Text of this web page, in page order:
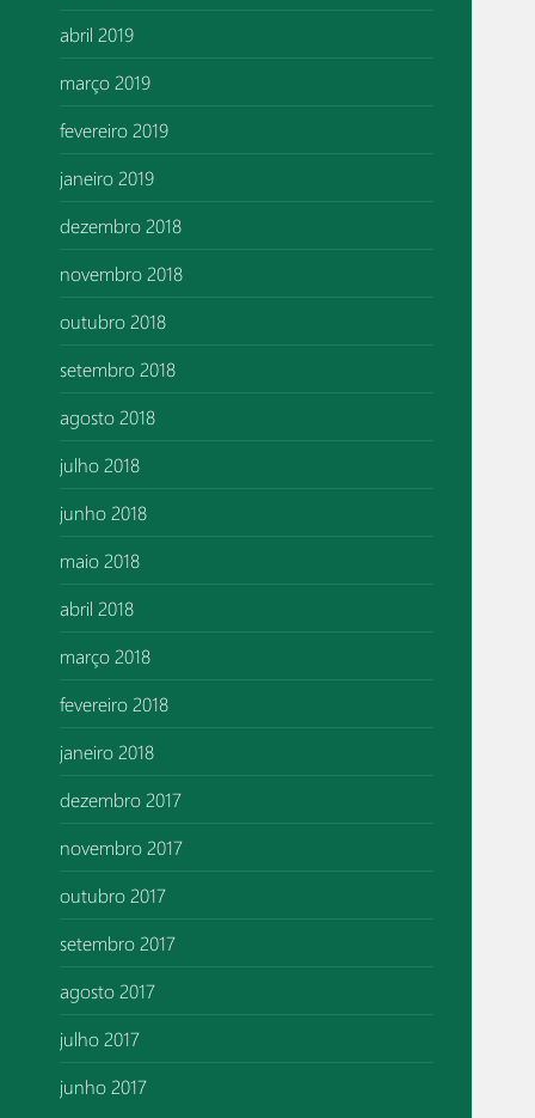
abril 2019
março 2019
fevereiro 2019
janeiro 2019
dezembro 2018
novembro 2018
outubro 2018
setembro 2018
agosto 2018
julho 2018
junho 2018
maio 2018
abril 2018
março 2018
fevereiro 2018
janeiro 2018
dezembro 2017
novembro 2017
outubro 2017
setembro 2017
agosto 2017
julho 2017
junho 2017